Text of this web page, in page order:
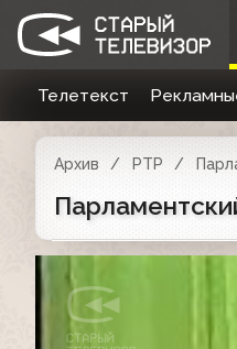
Телетекст
Архив РТР